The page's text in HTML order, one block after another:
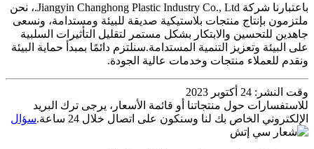
باعتبارنا شركة Jiangyin Changhong Plastic Industry Co., Ltd.، نحن
ملتزمون بإنتاج منتجات بلاستيكية صديقة للبيئة ومستدامة، ونسعى
جاهدين للتحسين والابتكار بشكل مستمر لتقليل التأثيرات السلبية
على البيئة وتعزيز التنمية المستدامة.سنلتزم دائمًا بمبدأ حماية البيئة
ونقدم للعملاء منتجات وخدمات عالية الجودة.
وقت النشر: 24 أكتوبر 2023
للاستفسارات حول منتجاتنا أو قائمة الأسعار، يرجى ترك البريد
الإلكتروني الخاص بك لنا وسنكون على اتصال خلال 24 ساعة.
سؤال